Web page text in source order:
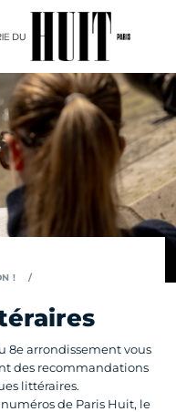
!
8e arrondissement vous
des recommandations
littéraires.
de Paris Huit, le